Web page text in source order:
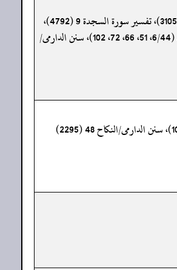
« سنن الترمذی/الرضاع 2 (1147)، سنن النسائی/النکاح 49 (3302)، ( تحفة الأشراف: 16344)، وقد أخرجہ: صحیح البخاری/الشہادات 7 (2646)، فرض الخمس 4 (3105)، تفسیر سورة السجدة 9 (4792)،
النکاح 22 (5103)، 117 (5239)، الأدب 93 (6156)، صحیح مسلم/الرضاع 2 (1444)، سنن ابن ماجہ/النکاح 34 (1937)، موطا امام مالک/الرضاع 3 (15)، مسند احمد (6/44، 51، 66، 72، 102)، سنن الدارمی/
«سنن ابی داود/النکاح 7 (2055)، سنن الترمذی/الرضاع 1 (1147)، (تحفة الأشراف: 16344)، موطا امام مالک/الرضاع 3 (15)، مسند احمد (6/44، 51، 66، 66، 72، 102)، سنن الدارمی/النکاح 48 (2295)